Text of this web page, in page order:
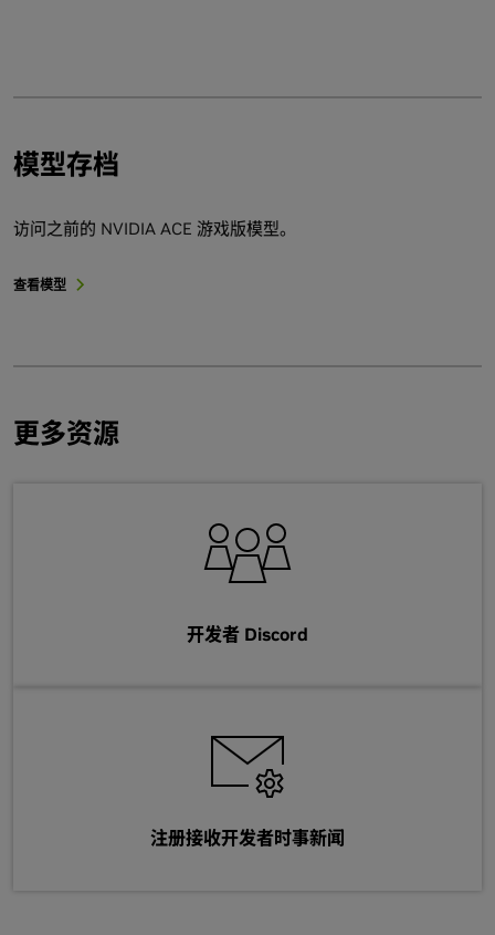
模型存档
访问之前的 NVIDIA ACE 游戏版模型。
查看模型
更多资源
开发者 Discord
注册接收开发者时事新闻